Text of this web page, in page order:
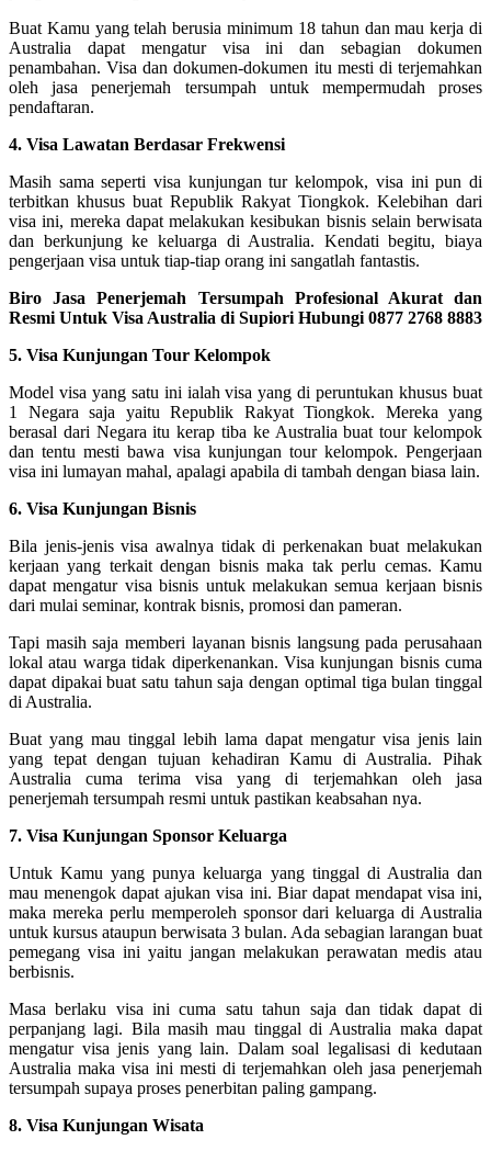
Buat Kamu yang telah berusia minimum 18 tahun dan mau kerja di
Australia dapat mengatur visa ini dan sebagian dokumen
penambahan. Visa dan dokumen-dokumen itu mesti di terjemahkan
oleh jasa penerjemah tersumpah untuk mempermudah proses
pendaftaran.
4. Visa Lawatan Berdasar Frekwensi
Masih sama seperti visa kunjungan tur kelompok, visa ini pun di
terbitkan khusus buat Republik Rakyat Tiongkok. Kelebihan dari
visa ini, mereka dapat melakukan kesibukan bisnis selain berwisata
dan berkunjung ke keluarga di Australia. Kendati begitu, biaya
pengerjaan visa untuk tiap-tiap orang ini sangatlah fantastis.
Biro Jasa Penerjemah Tersumpah Profesional Akurat dan
Resmi Untuk Visa Australia di Supiori Hubungi 0877 2768 8883
5. Visa Kunjungan Tour Kelompok
Model visa yang satu ini ialah visa yang di peruntukan khusus buat
1 Negara saja yaitu Republik Rakyat Tiongkok. Mereka yang
berasal dari Negara itu kerap tiba ke Australia buat tour kelompok
dan tentu mesti bawa visa kunjungan tour kelompok. Pengerjaan
visa ini lumayan mahal, apalagi apabila di tambah dengan biasa lain.
6. Visa Kunjungan Bisnis
Bila jenis-jenis visa awalnya tidak di perkenakan buat melakukan
kerjaan yang terkait dengan bisnis maka tak perlu cemas. Kamu
dapat mengatur visa bisnis untuk melakukan semua kerjaan bisnis
dari mulai seminar, kontrak bisnis, promosi dan pameran.
Tapi masih saja memberi layanan bisnis langsung pada perusahaan
lokal atau warga tidak diperkenankan. Visa kunjungan bisnis cuma
dapat dipakai buat satu tahun saja dengan optimal tiga bulan tinggal
di Australia.
Buat yang mau tinggal lebih lama dapat mengatur visa jenis lain
yang tepat dengan tujuan kehadiran Kamu di Australia. Pihak
Australia cuma terima visa yang di terjemahkan oleh jasa
penerjemah tersumpah resmi untuk pastikan keabsahan nya.
7. Visa Kunjungan Sponsor Keluarga
Untuk Kamu yang punya keluarga yang tinggal di Australia dan
mau menengok dapat ajukan visa ini. Biar dapat mendapat visa ini,
maka mereka perlu memperoleh sponsor dari keluarga di Australia
untuk kursus ataupun berwisata 3 bulan. Ada sebagian larangan buat
pemegang visa ini yaitu jangan melakukan perawatan medis atau
berbisnis.
Masa berlaku visa ini cuma satu tahun saja dan tidak dapat di
perpanjang lagi. Bila masih mau tinggal di Australia maka dapat
mengatur visa jenis yang lain. Dalam soal legalisasi di kedutaan
Australia maka visa ini mesti di terjemahkan oleh jasa penerjemah
tersumpah supaya proses penerbitan paling gampang.
8. Visa Kunjungan Wisata